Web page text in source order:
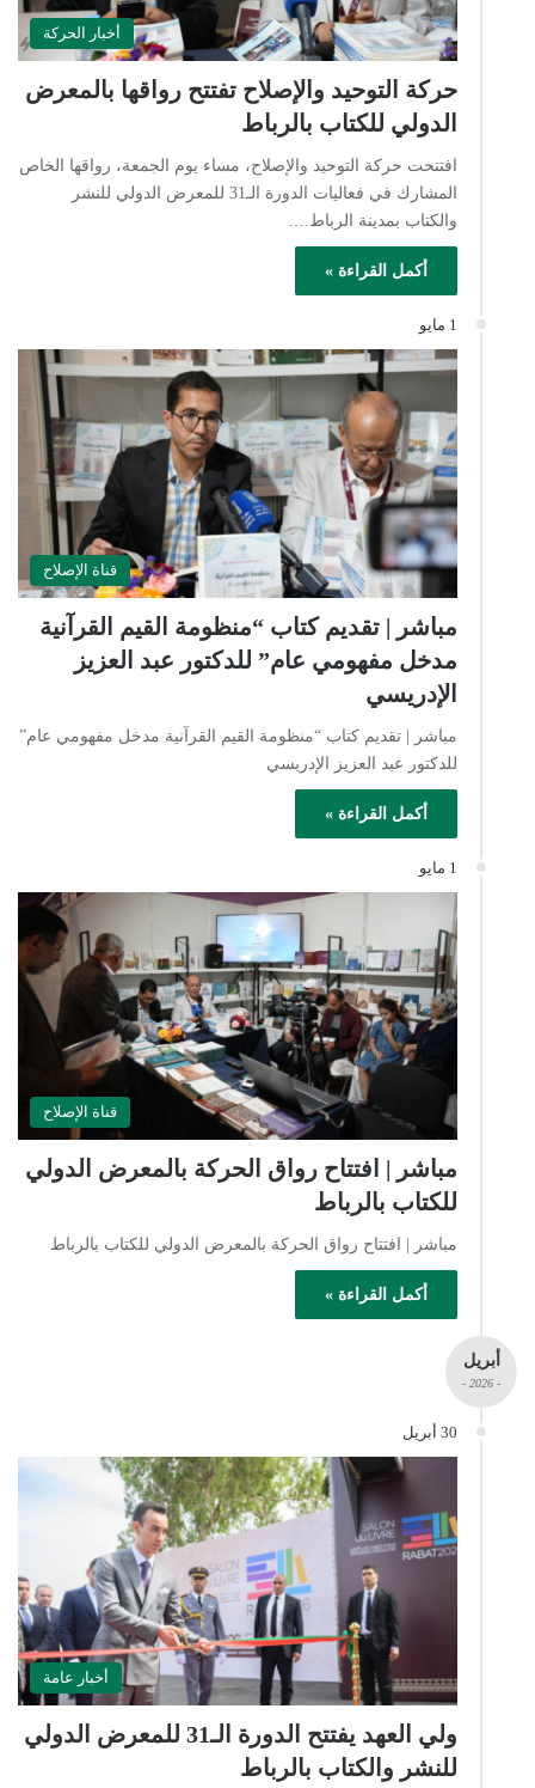
أخبار الحركة
حركة التوحيد والإصلاح تفتتح رواقها بالمعرض
الدولي للكتاب بالرباط
افتتحت حركة التوحيد والإصلاح، مساء يوم الجمعة، رواقها الخاص
المشارك في فعاليات الدورة الـ31 للمعرض الدولي للنشر
والكتاب بمدينة الرباط.…
أكمل القراءة »
1 مايو
قناة الإصلاح
مباشر | تقديم كتاب “منظومة القيم القرآنية
مدخل مفهومي عام” للدكتور عبد العزيز
الإدريسي
مباشر | تقديم كتاب “منظومة القيم القرآنية مدخل مفهومي عام”
للدكتور عبد العزيز الإدريسي
أكمل القراءة »
1 مايو
قناة الإصلاح
مباشر | افتتاح رواق الحركة بالمعرض الدولي
للكتاب بالرباط
مباشر | افتتاح رواق الحركة بالمعرض الدولي للكتاب بالرباط
أكمل القراءة »
أبريل
- 2026 -
30 أبريل
أخبار عامة
ولي العهد يفتتح الدورة الـ31 للمعرض الدولي
للنشر والكتاب بالرباط